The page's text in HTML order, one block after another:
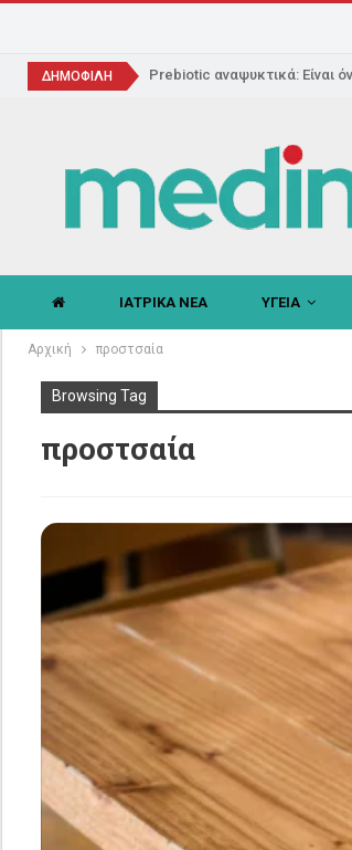
ΔΗΜΟΦΙΛΗ Prebiotic αναψυκτικά: Είναι
ΙΑΤΡΙΚΑ ΝΕΑ ΥΓΕΙΑ
Αρχική προστσαία
Browsing Tag
προστσαία